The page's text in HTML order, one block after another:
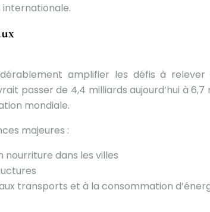
amplifier les défis à
passer de 4,4 milliards aujourd’hui à 6,7
mondiale.
majeures :
nourriture dans les villes
transports et à la consommation